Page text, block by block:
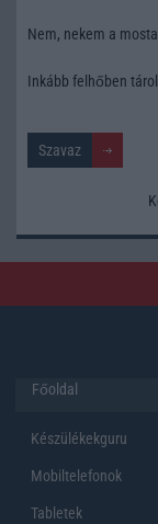
Nem, nekem a
Inkább felhőben
Főoldal
Készülékekguru
Mobiltelefonok
Tabletek